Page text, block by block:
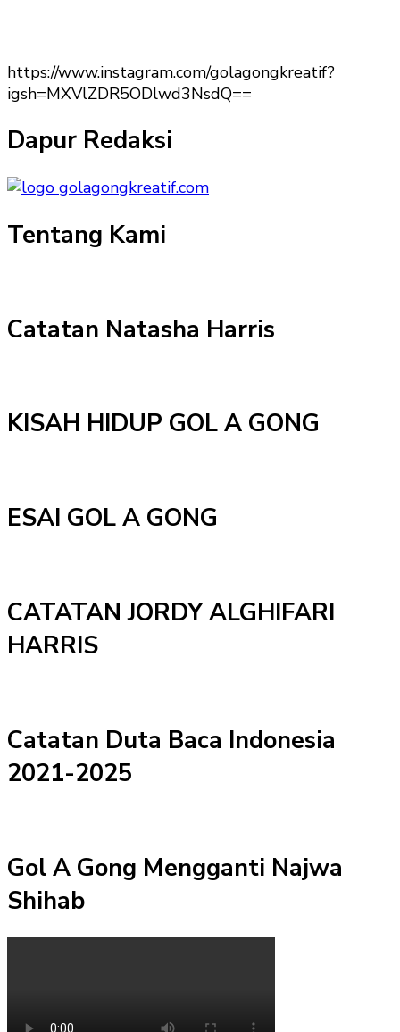
https://www.instagram.com/golagongkreatif?
igsh=MXVlZDR5ODlwd3NsdQ==
Dapur Redaksi
Tentang Kami
Catatan Natasha Harris
KISAH HIDUP GOL A GONG
ESAI GOL A GONG
CATATAN JORDY ALGHIFARI
HARRIS
Catatan Duta Baca Indonesia
2021-2025
Gol A Gong Mengganti Najwa
Shihab